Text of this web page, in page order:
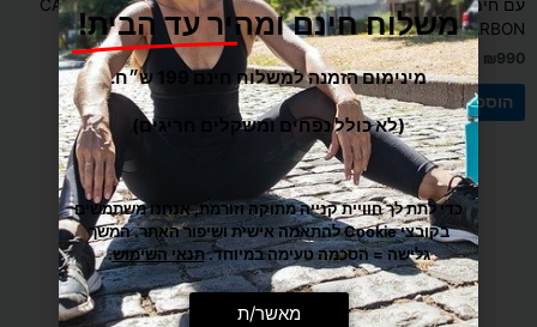
עם חימום, בועות ושלט רחוק מבית
CARBON
₪990
הוספה לסל
חימום אינפרא מבית CARBON
₪ 690
הוספה לסל
משלוח הכי מהיר עד הבית
משלוח חינם ומהיר עד הבית!
מינימום הזמנה למשלוח חינם 199 ש״ח.
(לא כולל נפחים ומשקלים חריגים)
כדי לתת לך חוויית קנייה מתוקה וזורמת, אנחנו משתמשים
בקובצי Cookie להתאמה אישית ושיפור האתר. המשך
גלישה = הסכמה טעימה במיוחד.תנאי השימוש.
מאשר/ת